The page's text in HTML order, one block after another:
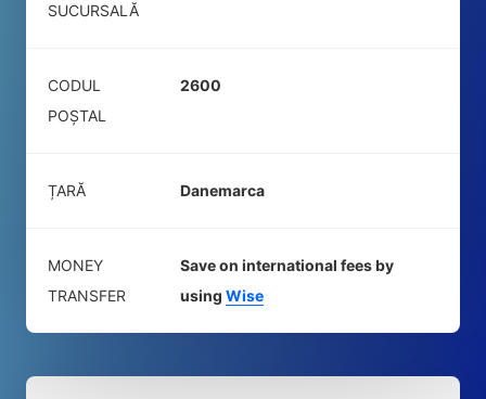
SUCURSALĂ
CODUL
POŞTAL
2600
ȚARĂ Danemarca
MONEY
TRANSFER
Save on international fees by
using Wise